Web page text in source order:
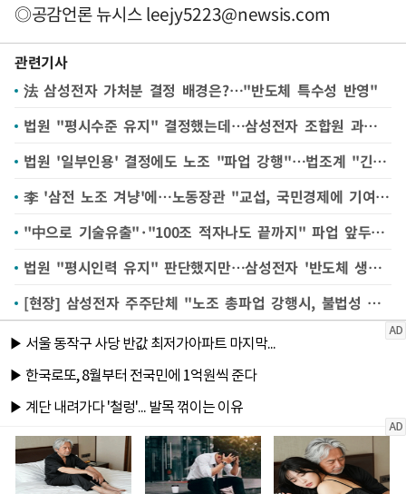
◎공감언론 뉴시스leejy5223@newsis.com
관련기사
法 삼성전자 가처분 결정 배경은?…"반도체 특수성 반영"
법원 "평시수준 유지" 결정했는데…삼성전자 조합원 과연 얼마나 파업 참여할까
법원 '일부인용' 결정에도 노조 "파업 강행"…법조계 "긴급조정권 검토 필요성 유효"
李 '삼전 노조 겨냥'에…노동장관 "교섭, 국민경제에 기여해야"
"中으로 기술유출"·"100조 적자나도 끝까지" 파업 앞두고 온라인서 '막말' 쏟아져
법원 "평시인력 유지" 판단했지만…삼성전자 '반도체 생산차질 리스크' 여전히 커
[현장] 삼성전자 주주단체 "노조 총파업 강행시, 불법성 따지고 소송·집회 나설 것"